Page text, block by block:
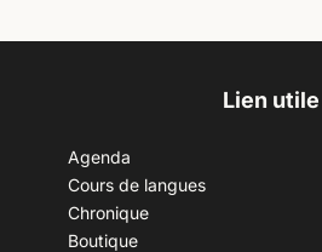
Lien utile
Agenda
Cours de langues
Chronique
Boutique